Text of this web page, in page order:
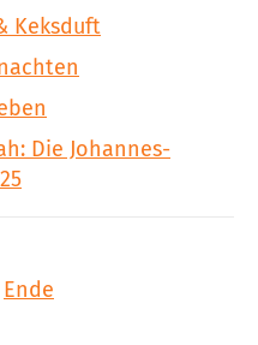
Keksduft
Die Johannes-
Ende